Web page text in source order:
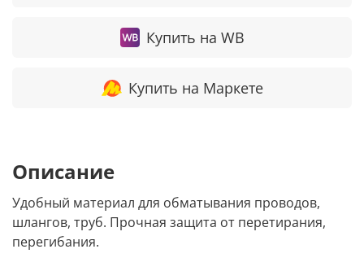
Купить на WB
Купить на Маркете
Описание
Удобный материал для обматывания проводов,
шлангов, труб. Прочная защита от перетирания,
перегибания.